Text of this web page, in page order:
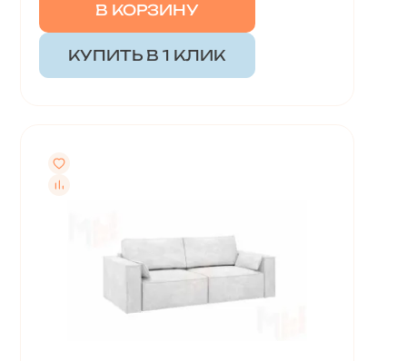
В КОРЗИНУ
КУПИТЬ В 1 КЛИК